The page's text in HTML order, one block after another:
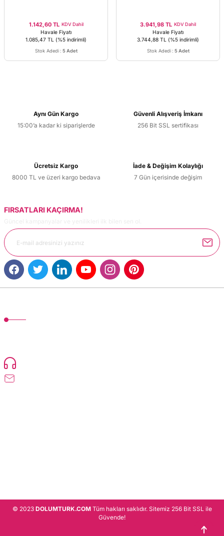
1.142,60 TL KDV Dahil
Havale Fiyatı
1.085,47 TL (%5 indirimli)
Stok Adedi : 5 Adet
3.941,98 TL KDV Dahil
Havale Fiyatı
3.744,88 TL (%5 indirimli)
Stok Adedi : 5 Adet
Aynı Gün Kargo
15:00’a kadar ki siparişlerde
Güvenli Alışveriş İmkanı
256 Bit SSL sertifikası
Ücretsiz Kargo
8000 TL ve üzeri kargo bedava
İade & Değişim Kolaylığı
7 Gün içerisinde değişim
FIRSATLARI KAÇIRMA!
© 2023 DOLUMTURK.COMTüm hakları saklıdır. Sitemiz 256 Bit SSL ile
Güvende!